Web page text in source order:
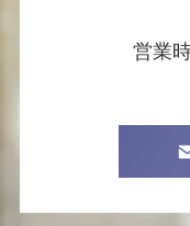
営業